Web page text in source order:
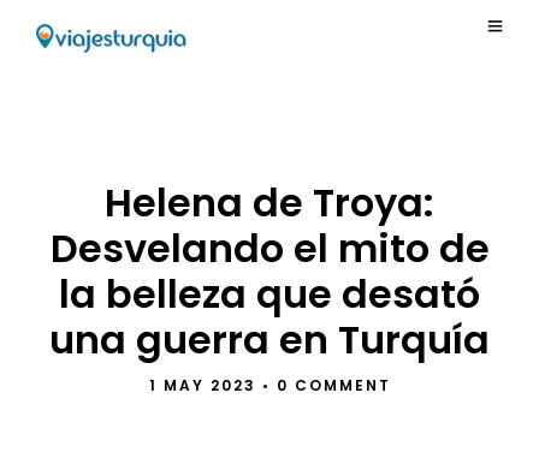
Helena de Troya:
Desvelando el mito de
la belleza que desató
una guerra en Turquía
1 MAY 2023 • 0 COMMENT